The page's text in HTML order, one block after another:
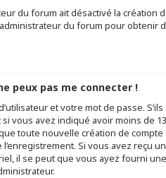
du forum ait désactivé la
du forum pour obtenir
peux pas me connecter !
et votre mot de passe.
si vous avez indiqué avoir moins
toute nouvelle création de
Si vous avez reçu
il se peut que vous ayez fourni